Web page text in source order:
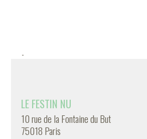
-
LE FESTIN NU
10 rue de la Fontaine du But
75018 Paris